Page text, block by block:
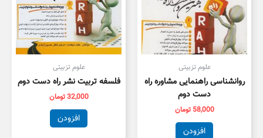
علوم تزبیتی
روانشناسی راهنمایی مشاوره راه
دست دوم
58,000 تومان
افزودن
علوم تزبیتی
فلسفه تربیت نشر راه دست دوم
32,000تومان
افزودن